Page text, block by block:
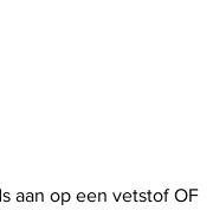
aan op een vetstof OF